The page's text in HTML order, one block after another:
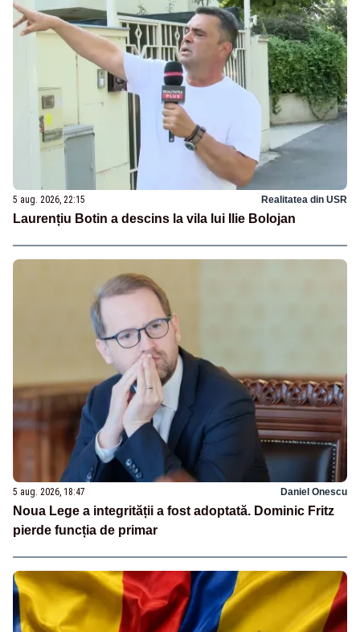
5 aug. 2026, 22:15 Realitatea din USR
Laurențiu Botin a descins la vila lui Ilie Bolojan
5 aug. 2026, 18:47 Daniel Onescu
Noua Lege a integrității a fost adoptată. Dominic Fritz
pierde funcția de primar